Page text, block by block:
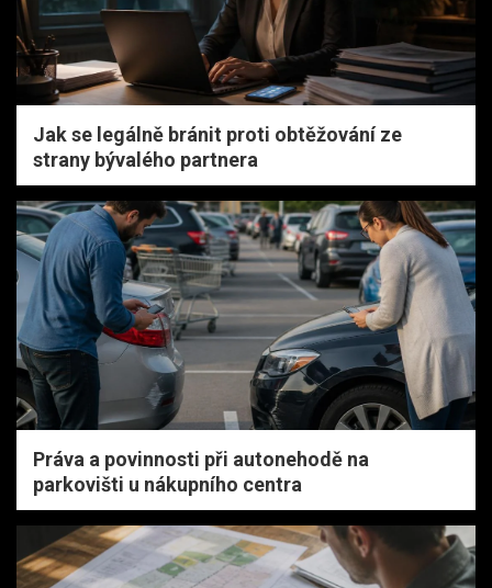
Jak se legálně bránit proti obtěžování ze
strany bývalého partnera
Práva a povinnosti při autonehodě na
parkovišti u nákupního centra